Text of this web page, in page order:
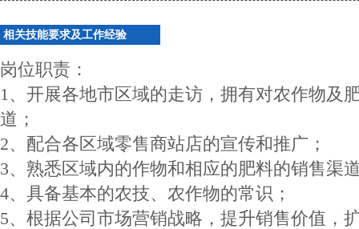
相关技能要求及工作经验
岗位职责：
1、开展各地市区域的走访，拥有对农作物及
道；
2、配合各区域零售商站店的宣传和推广；
3、熟悉区域内的作物和相应的肥料的销售渠
4、具备基本的农技、农作物的常识；
5、根据公司市场营销战略，提升销售价值，